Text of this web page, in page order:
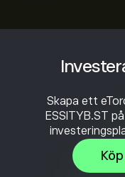
Skapa ett
ESSITYB.ST